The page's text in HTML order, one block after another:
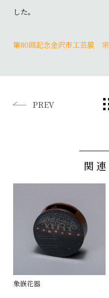
した。
第80回記念金沢市工芸展
PREV
関
象嵌花器